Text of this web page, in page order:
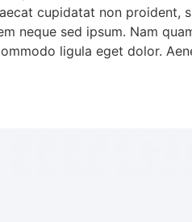
cupidatat non proident,
neque sed ipsum. Nam
ligula eget dolor.